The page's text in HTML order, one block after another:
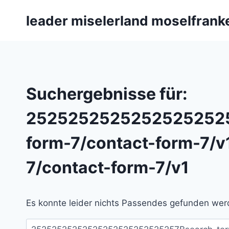
leader miselerland
Suchergebnisse für:
form-7/contact-form-7/
7/contact-form-7/v1
Es konnte leider nichts Passendes gefunden
Suchen